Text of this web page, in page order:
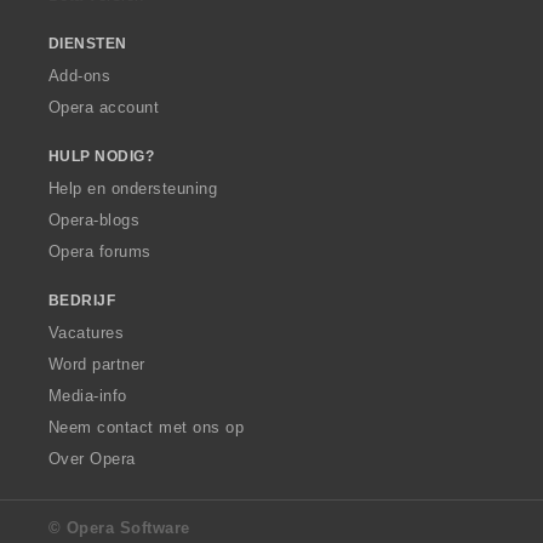
DIENSTEN
Add-ons
Opera account
HULP NODIG?
Help en ondersteuning
Opera-blogs
Opera forums
BEDRIJF
Vacatures
Word partner
Media-info
Neem contact met ons op
Over Opera
© Opera Software